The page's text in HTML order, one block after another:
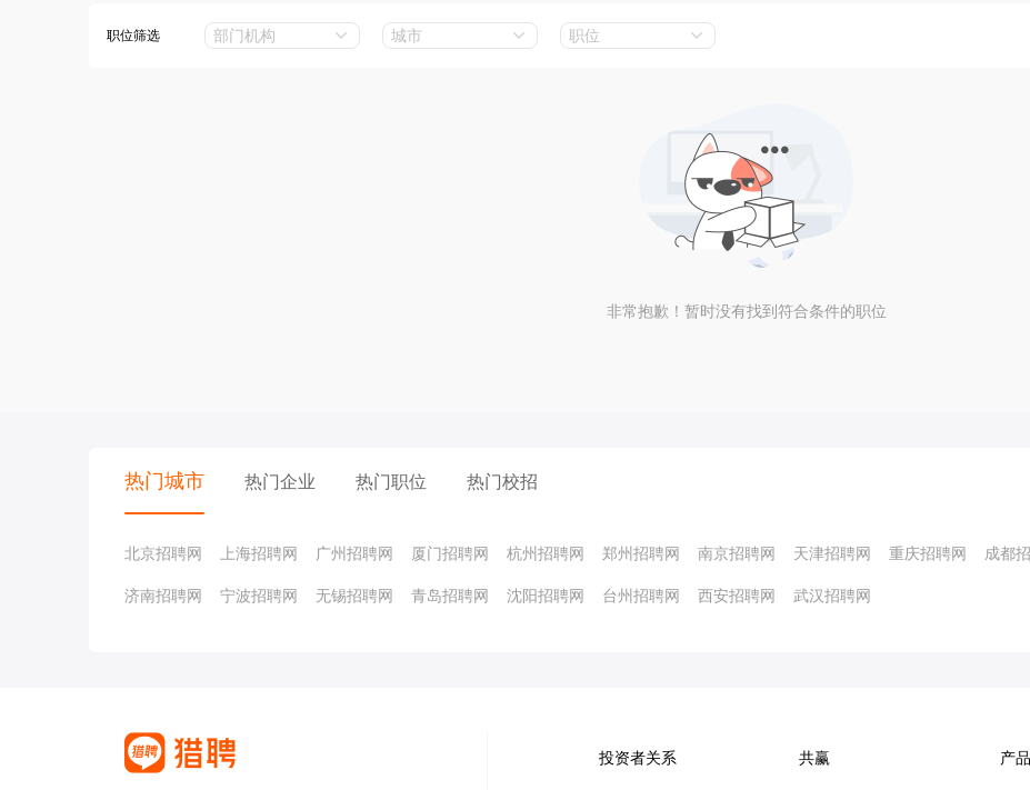
职位筛选 部门机构 城市 职位
非常抱歉！暂时没有找到符合条件的职位
热门城市 热门企业 热门职位 热门校招
北京招聘网 上海招聘网 广州招聘网 厦门招聘网 杭州招聘网 郑州招聘网 南京招聘网 天津招聘网 重庆招聘网 成都
济南招聘网 宁波招聘网 无锡招聘网 青岛招聘网 沈阳招聘网 台州招聘网 西安招聘网 武汉招聘网